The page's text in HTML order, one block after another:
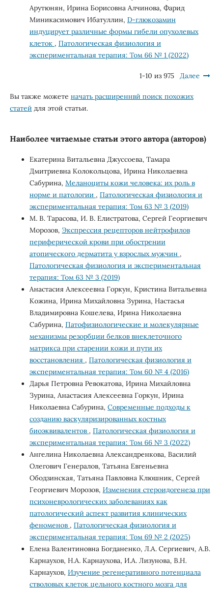
Арутюнян, Ирина Борисовна Алчинова, Фарид
Миникасимович Ибатуллин, D-глюкозамин
индуцирует различные формы гибели опухолевых
клеток , Патологическая физиология и
экспериментальная терапия: Том 66 № 1 (2022)
1-10 из 975 Далее
Вы также можете начать расширеннвй поиск похожих
статей для этой статьи.
Наиболее читаемые статьи этого автора (авторов)
Екатерина Витальевна Джуссоева, Тамара
Дмитриевна Колокольцова, Ирина Николаевна
Сабурина, Меланоциты кожи человека: их роль в
норме и патологии , Патологическая физиология и
экспериментальная терапия: Том 63 № 3 (2019)
М. В. Тарасова, И. В. Елистратова, Сергей Георгиевич
Морозов, Экспрессия рецепторов нейтрофилов
периферической крови при обострении
атопического дерматита у взрослых мужчин ,
Патологическая физиология и экспериментальная
терапия: Том 63 № 3 (2019)
Анастасия Алексеевна Горкун, Кристина Витальевна
Кожина, Ирина Михайловна Зурина, Настасья
Владимировна Кошелева, Ирина Николаевна
Сабурина, Патофизиологические и молекулярные
механизмы резорбции белков внеклеточного
матрикса при старении кожи и пути их
восстановления , Патологическая физиология и
экспериментальная терапия: Том 60 № 4 (2016)
Дарья Петровна Ревокатова, Ирина Михайловна
Зурина, Анастасия Алексеевна Горкун, Ирина
Николаевна Сабурина, Современные подходы к
созданию васкуляризированных костных
биоэквивалентов , Патологическая физиология и
экспериментальная терапия: Том 66 № 3 (2022)
Ангелина Николаевна Александренкова, Василий
Олегович Генералов, Татьяна Евгеньевна
Ободзинская, Татьяна Павловна Клюшник, Сергей
Георгиевич Морозов, Изменения стероидогенеза при
психоневрологических заболеваниях как
патологический аспект развития клинических
феноменов , Патологическая физиология и
экспериментальная терапия: Том 69 № 2 (2025)
Елена Валентиновна Богданенко, Л.А. Cеpгиевич, А.В.
Каpнауxов, Н.А. Каpнауxова, И.А. Лизунова, В.Н.
Каpнауxов, Изучение регенеративного потенциала
стволовых клеток цельного костного мозга для